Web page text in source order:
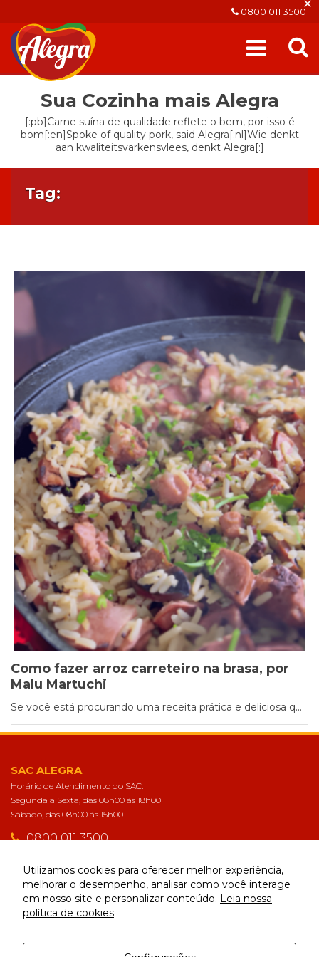
0800 011 3500
Sua Cozinha mais Alegra
[:pb]Carne suína de qualidade reflete o bem, por isso é
bom[:en]Spoke of quality pork, said Alegra[:nl]Wie denkt
aan kwaliteitsvarkensvlees, denkt Alegra[:]
Tag:
Como fazer arroz carreteiro na brasa, por
Malu Martuchi
Se você está procurando uma receita prática e deliciosa q...
SAC ALEGRA
Horário de Atendimento do SAC:
Segunda a Sexta, das 08h00 às 18h00
Sábado, das 08h00 às 15h00
0800 011 3500
sac@alegra.com.br
CONECTE-SE
Utilizamos cookies para oferecer melhor experiência,
melhorar o desempenho, analisar como você interage
em nosso site e personalizar conteúdo. Leia nossa
política de cookies
Cookies
Necessários
Estes cookies
não são
opcionais. Eles
são necessários
para o
funcionamento
do site.
Eu aceito os
Cookies de
Funcionalidade
Para que
possamos
melhorar a
funcionalidade e
estrutura do site,
com base na
forma como o
site é utilizado.
Eu aceito os
Cookies de
Desempenho
cookies,
funcionalidades
desaparecerão
do website.
Eu aceito
Cookies de